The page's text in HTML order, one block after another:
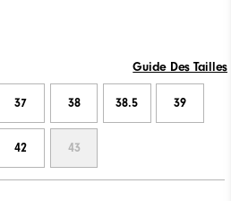
Guide Des Tailles
37 38 38.5 39
42 43